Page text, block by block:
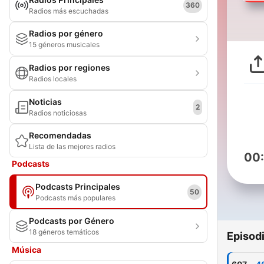
Radios más escuchadas
360
Radios por género
15 géneros musicales
Radios por regiones
Radios locales
Noticias
Radios noticiosas
2
Recomendadas
Lista de las mejores radios
Podcasts
Podcasts Principales
Podcasts más populares
50
Podcasts por Género
18 géneros temáticos
Música